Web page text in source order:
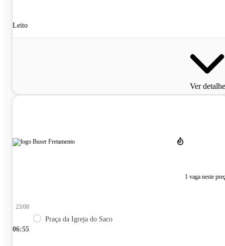
Leito
Ver
1 vaga neste
06:55
23/08
Praça da Igreja do Saco